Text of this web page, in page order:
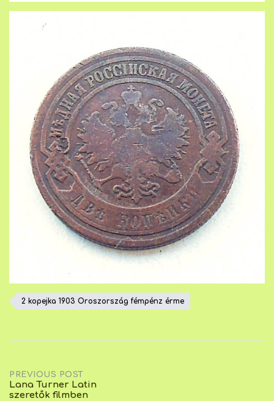
2 kopejka 1903 Oroszország fémpénz érme
Post
PREVIOUS POST
Lana Turner Latin
szeretők filmben